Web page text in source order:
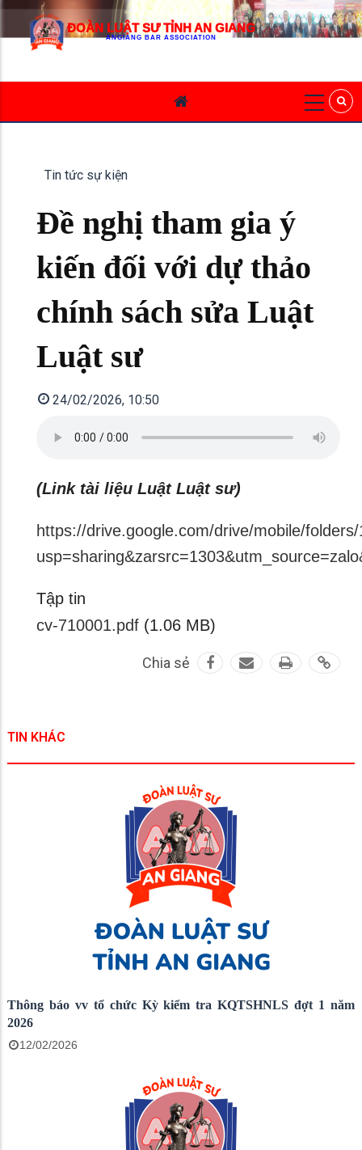
ĐOÀN LUẬT SƯ TỈNH AN GIANG
ANGIANG BAR ASSOCIATION
Tin tức sự kiện
Đề nghị tham gia ý
kiến đối với dự thảo
chính sách sửa Luật
Luật sư
24/02/2026, 10:50
(Link tài liệu Luật Luật sư)
https://drive.google.com/drive/mobile/
Tập tin
cv-710001.pdf (1.06 MB)
Chia sẻ
TIN KHÁC
Thông báo vv tổ chức Kỳ kiểm tra KQTSHNLS đợt 1 năm
2026
12/02/2026